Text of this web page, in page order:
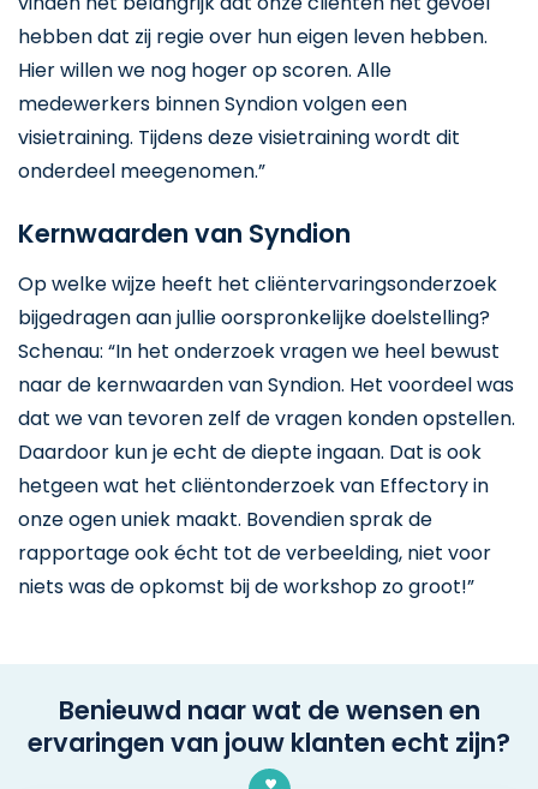
hebben dat zij regie over hun eigen leven hebben.
Hier willen we nog hoger op scoren. Alle
medewerkers binnen Syndion volgen een
visietraining. Tijdens deze visietraining wordt dit
onderdeel meegenomen.”
Kernwaarden van Syndion
Op welke wijze heeft het cliëntervaringsonderzoek
bijgedragen aan jullie oorspronkelijke doelstelling?
Schenau: “In het onderzoek vragen we heel bewust
naar de kernwaarden van Syndion. Het voordeel was
dat we van tevoren zelf de vragen konden opstellen.
Daardoor kun je echt de diepte ingaan. Dat is ook
hetgeen wat het cliëntonderzoek van Effectory in
onze ogen uniek maakt. Bovendien sprak de
rapportage ook écht tot de verbeelding, niet voor
niets was de opkomst bij de workshop zo groot!”
Benieuwd naar wat de wensen en
ervaringen van jouw klanten echt zijn?